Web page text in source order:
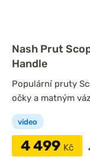
Nash Prut
Handle
video
Populární pruty
očky a matným
4 499 Kč